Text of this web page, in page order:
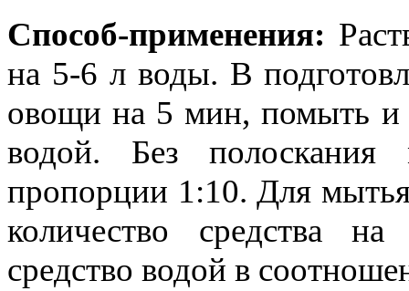
Способ-применения:
на 5-6 л воды. В
овощи на 5 мин, помыть и
водой. Без полоскания
пропорции 1:10. Для
количество средства
средство водой в